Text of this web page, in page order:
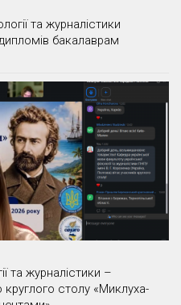
та журналістики
бакалаврам
та журналістики –
круглого столу «Миклуха-